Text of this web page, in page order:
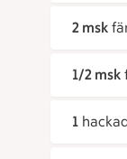
2 msk
1/2 msk
1